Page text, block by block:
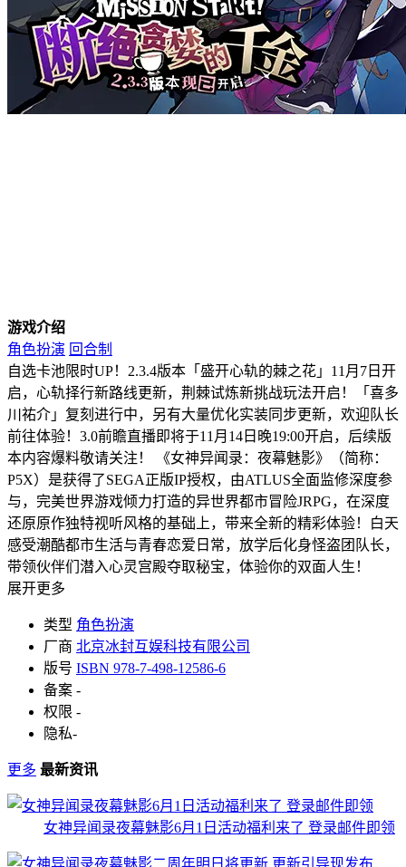
游戏介绍
角色扮演 回合制
自选卡池限时UP！2.3.4版本「盛开心轨的棘之花」11月7日开
启，心轨择行新路线更新，荆棘试炼新挑战玩法开启！「喜多
川祐介」复刻进行中，另有大量优化实装同步更新，欢迎队长
前往体验！3.0前瞻直播即将于11月14日晚19:00开启，后续版
本内容爆料敬请关注！ 《女神异闻录：夜幕魅影》（简称：
P5X）是获得了SEGA正版IP授权，由ATLUS全面监修深度参
与，完美世界游戏倾力打造的异世界都市冒险JRPG，在深度
还原原作独特视听风格的基础上，带来全新的精彩体验！白天
感受潮酷都市生活与青春恋爱日常，放学后化身怪盗团队长，
带领伙伴们潜入心灵宫殿夺取秘宝，体验你的双面人生！
展开更多
类型 角色扮演
厂商 北京冰封互娱科技有限公司
版号 ISBN 978-7-498-12586-6
备案 -
权限 -
隐私-
更多 最新资讯
女神异闻录夜幕魅影6月1日活动福利来了 登录邮件即领